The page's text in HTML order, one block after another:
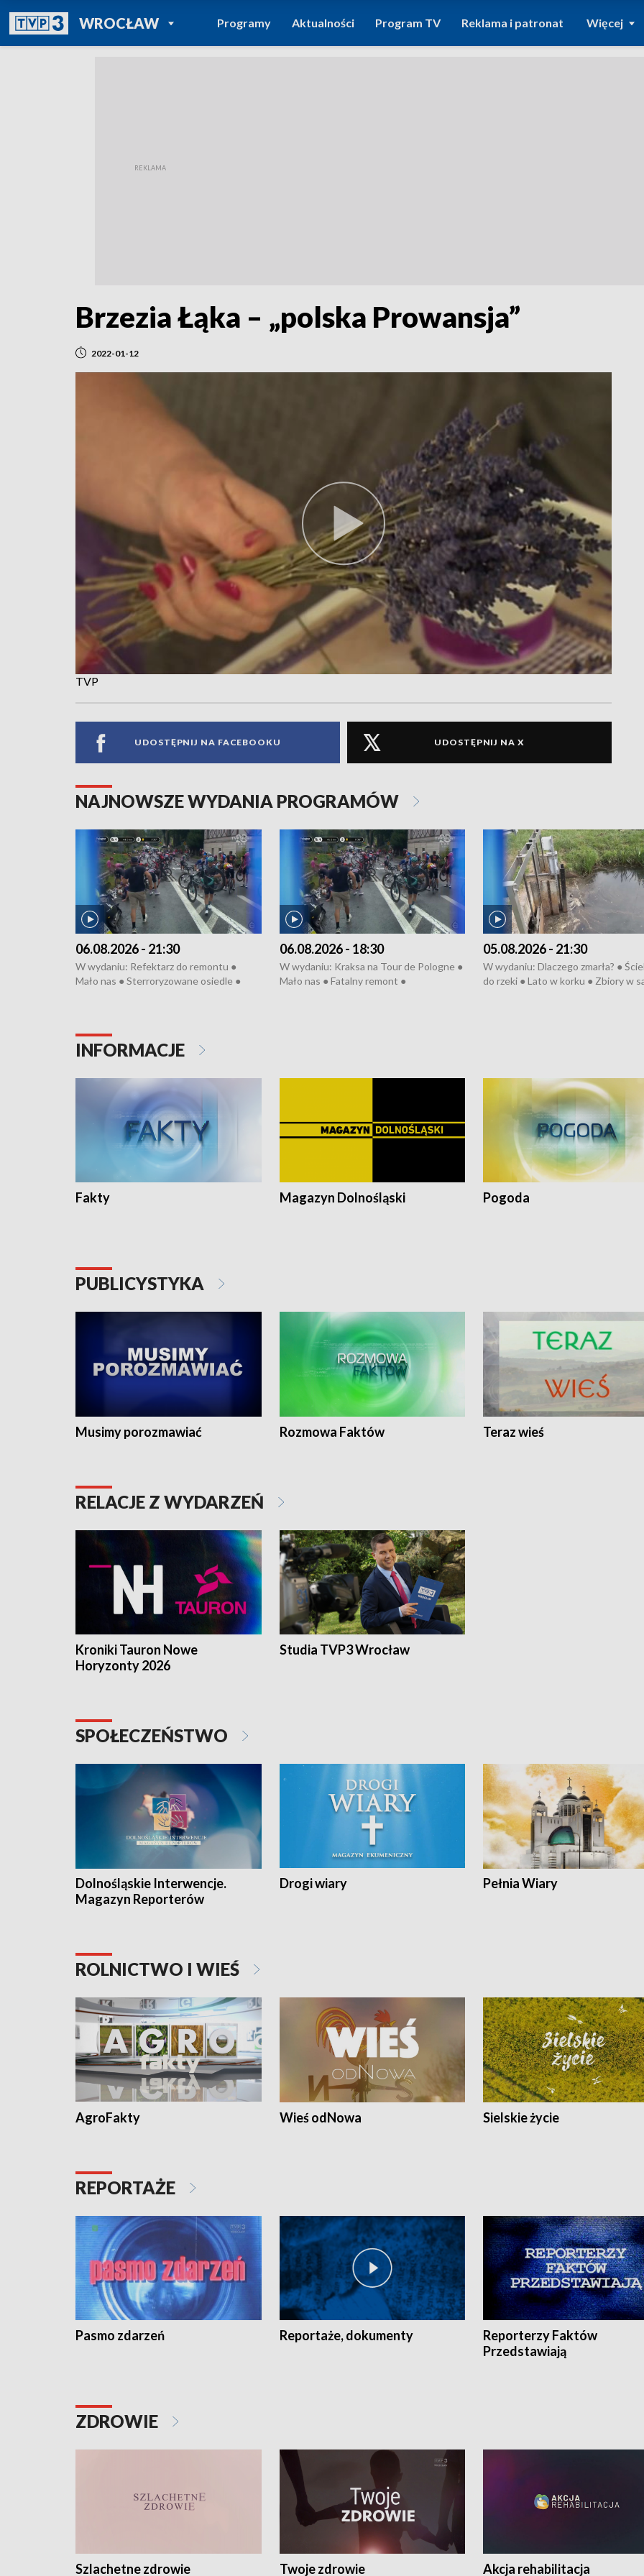
WROCŁAWPOWRÓT DO
TVP REGIONY
Programy Aktualności Program TV Reklama i patronat Więcej
Brzezia Łąka – „polska Prowansja”
2022-01-12
TVP
UDOSTĘPNIJ NA FACEBOOKU UDOSTĘPNIJ NA X
NAJNOWSZE WYDANIA PROGRAMÓW
06.08.2026 - 21:30
W wydaniu: Refektarz do remontu ●
Mało nas ● Sterroryzowane osiedle ●
Pologne
06.08.2026 - 18:30
W wydaniu: Kraksa na Tour de Pologne ●
Mało nas ● Fatalny remont ●
05.08.2026 - 21:30
W wydaniu: Dlaczego zmarła? ●
do rzeki ● Lato w korku ● Zbiory w
INFORMACJE
Fakty Magazyn Dolnośląski Pogoda
PUBLICYSTYKA
Musimy porozmawiać Rozmowa Faktów Teraz wieś
RELACJE Z WYDARZEŃ
Kroniki Tauron Nowe
Horyzonty 2026
Studia TVP3 Wrocław
SPOŁECZEŃSTWO
Dolnośląskie Interwencje.
Magazyn Reporterów
Drogi wiary Pełnia Wiary
ROLNICTWO I WIEŚ
AgroFakty Wieś odNowa Sielskie życie
REPORTAŻE
Pasmo zdarzeń Reportaże, dokumenty
Reporterzy Faktów
Przedstawiają
ZDROWIE
Szlachetne zdrowie Twoje zdrowie Akcja rehabilitacja